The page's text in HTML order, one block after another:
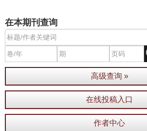
在本期刊查询
高级查询 »
在线投稿入口
作者中心